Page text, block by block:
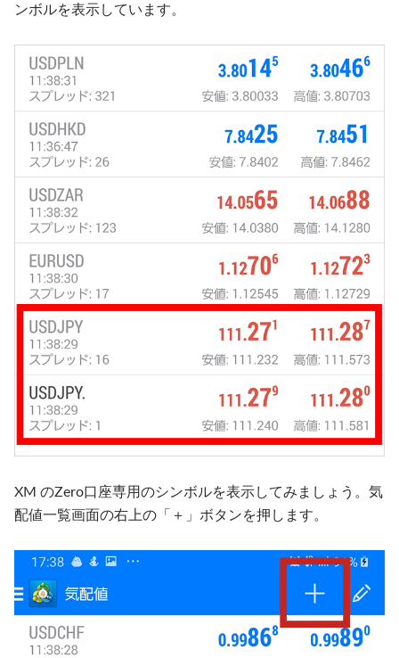
ンボルを表示しています。
XM のZero口座専用のシンボルを表示してみましょう。気
配値一覧画面の右上の「＋」ボタンを押します。